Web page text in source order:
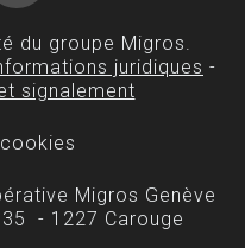
Instagram
du groupe Migros.
juridiques -
signalement
Migros Genève
- 1227 Carouge